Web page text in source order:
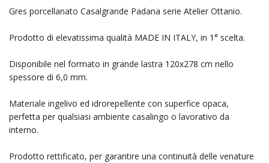
Gres porcellanato Casalgrande Padana serie Atelier Ottanio.
Prodotto di elevatissima qualità MADE IN ITALY, in 1° scelta.
Disponibile nel formato in grande lastra 120x278 cm nello
spessore di 6,0 mm.
Materiale ingelivo ed idrorepellente con superfice opaca,
perfetta per qualsiasi ambiente casalingo o lavorativo da
interno.
Prodotto rettificato, per garantire una continuità delle venature